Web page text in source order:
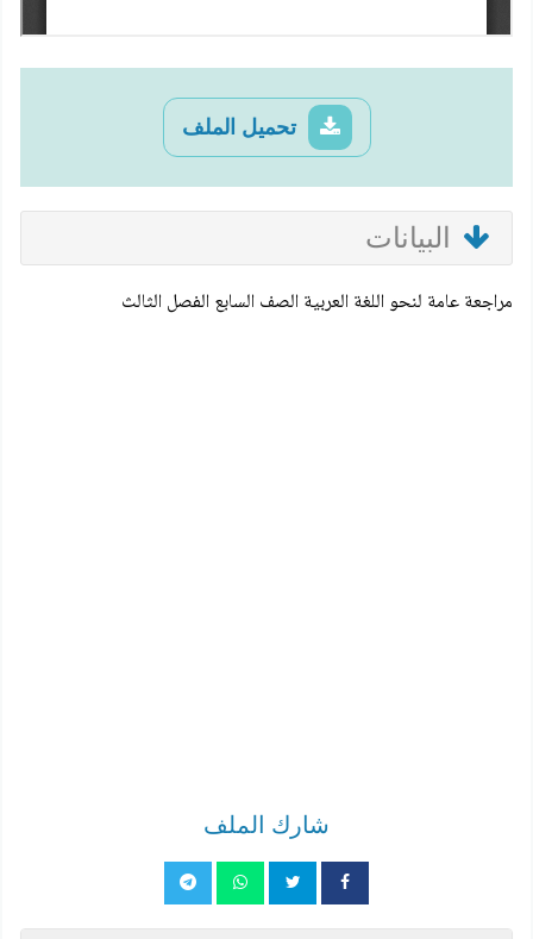
تحميل الملف
البيانات
مراجعة عامة لنحو اللغة العربية الصف السابع الفصل الثالث
شارك الملف